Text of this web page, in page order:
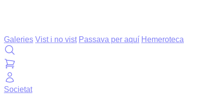
Galeries Vist i no vist Passava per aquí Hemeroteca
Societat